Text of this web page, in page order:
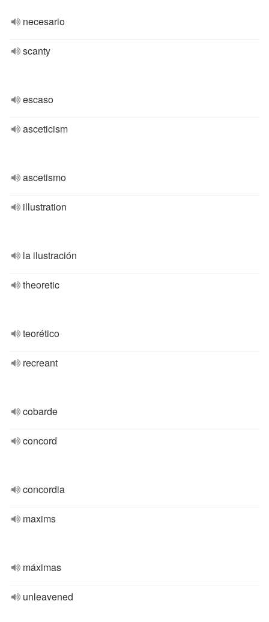
necesario
scanty
escaso
asceticism
ascetismo
illustration
la ilustración
theoretic
teorético
recreant
cobarde
concord
concordia
maxims
máximas
unleavened